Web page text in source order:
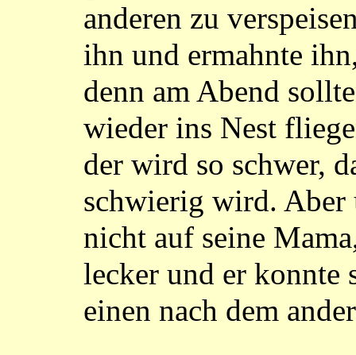
anderen zu
ihn und ermahnte
denn am Abend
wieder ins Nest
der wird so schwer,
schwierig wird. Aber
nicht auf seine
lecker und er konnte
einen nach dem